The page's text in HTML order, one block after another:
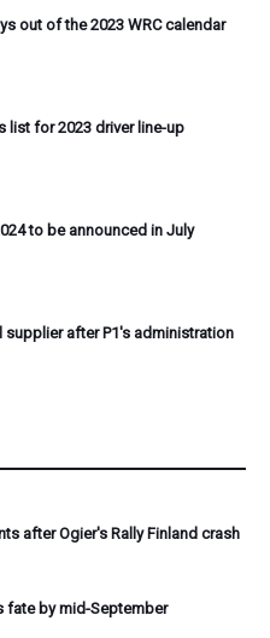
out of the 2023 WRC calendar
list for 2023 driver line-up
to be announced in July
supplier after P1's administration
after Ogier's Rally Finland crash
fate by mid-September